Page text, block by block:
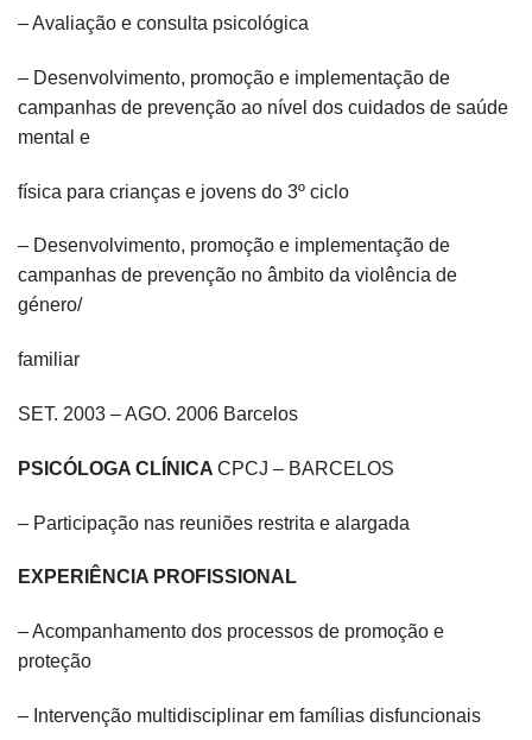
– Avaliação e consulta psicológica
– Desenvolvimento, promoção e implementação de
campanhas de prevenção ao nível dos cuidados de saúde
mental e
física para crianças e jovens do 3º ciclo
– Desenvolvimento, promoção e implementação de
campanhas de prevenção no âmbito da violência de
género/
familiar
SET. 2003 – AGO. 2006 Barcelos
PSICÓLOGA CLÍNICA CPCJ – BARCELOS
– Participação nas reuniões restrita e alargada
EXPERIÊNCIA PROFISSIONAL
– Acompanhamento dos processos de promoção e
proteção
– Intervenção multidisciplinar em famílias disfuncionais